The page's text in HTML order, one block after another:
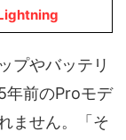
プやバッテリ
年前のProモデ
ません。「そ